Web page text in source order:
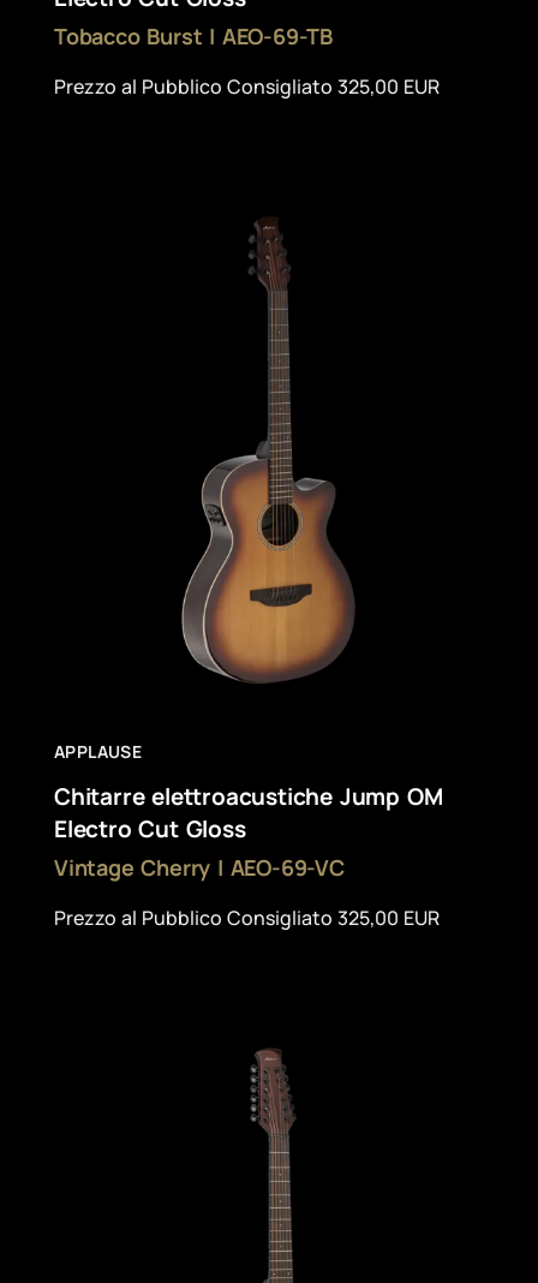
Tobacco Burst | AEO-69-TB
Prezzo al Pubblico Consigliato 325,00 EUR
APPLAUSE
Chitarre elettroacustiche Jump OM
Electro Cut Gloss
Vintage Cherry | AEO-69-VC
Prezzo al Pubblico Consigliato 325,00 EUR